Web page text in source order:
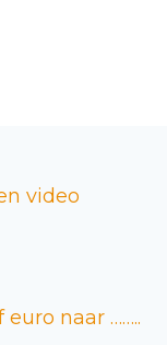
video
euro naar ……..